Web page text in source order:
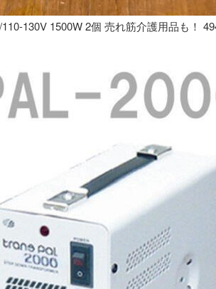
130V 1500W 2個 売れ筋介護用品も！